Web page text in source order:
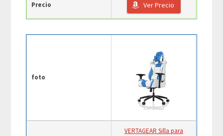
Precio Ver Precio
foto
VERTAGEAR Silla para